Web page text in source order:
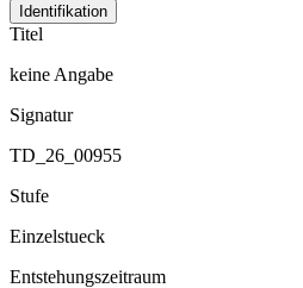
Identifikation
Titel
keine Angabe
Signatur
TD_26_00955
Stufe
Einzelstueck
Entstehungszeitraum